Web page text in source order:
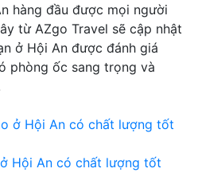
hàng đầu được mọi người
từ AZgo Travel sẽ cập nhật
ở Hội An được đánh giá
phòng ốc sang trọng và
Hội An có chất lượng tốt